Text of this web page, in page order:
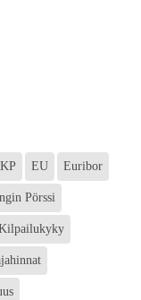
EU Euribor
Pörssi